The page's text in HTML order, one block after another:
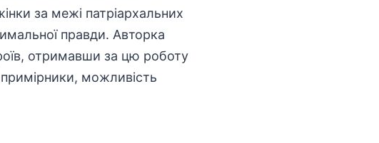
за межі патріархальних
правди. Авторка
отримавши за цю роботу
можливість